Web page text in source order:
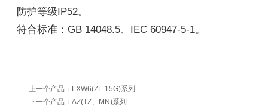
防护等级IP52。
符合标准：GB 14048.5、IEC 60947-5-1。
上一个产品： LXW6(ZL-15G)系列
下一个产品：AZ(TZ、MN)系列